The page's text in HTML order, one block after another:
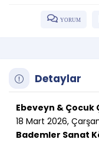
YORUM
Detaylar
Ebeveyn & Çocuk
18 Mart 2026,
Bademler Sanat